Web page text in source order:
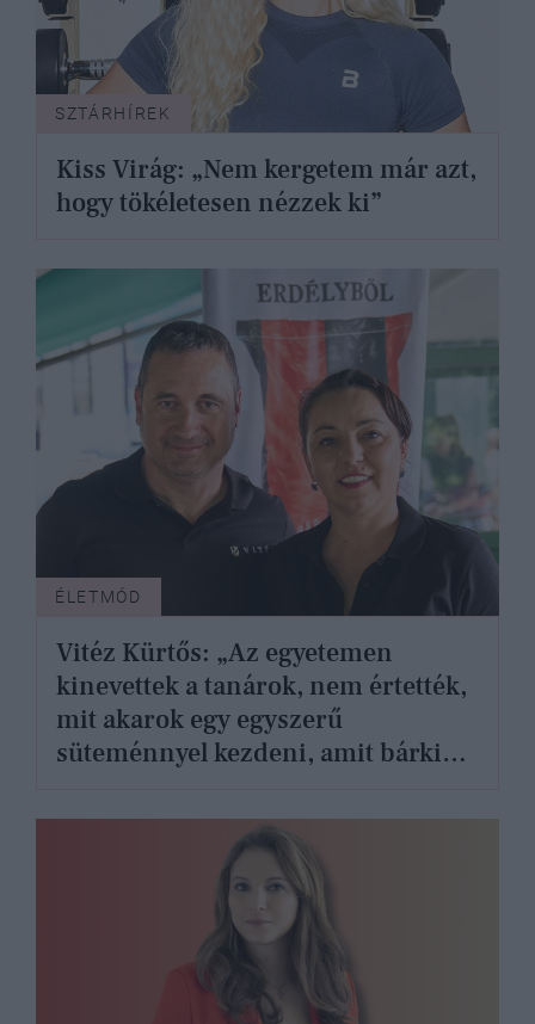
SZTÁRHÍREK
Kiss Virág: „Nem kergetem már azt,
hogy tökéletesen nézzek ki”
ÉLETMÓD
Vitéz Kürtős: „Az egyetemen
kinevettek a tanárok, nem értették,
mit akarok egy egyszerű
süteménnyel kezdeni, amit bárki